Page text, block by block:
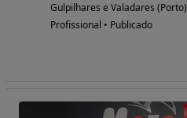
Gulpilhares e Valadares (Porto)
Profissional • Publicado